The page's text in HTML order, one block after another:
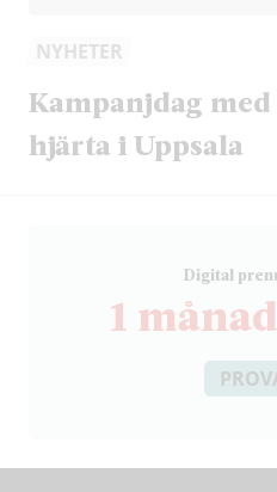
NYHETER
Kampanjdag
hjärta i Uppsala
Digital
1